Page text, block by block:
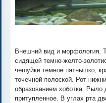
Внешний вид и морфология.
сидящей темно-желто-
чешуйки темное пятнышко,
точечной полоской. Рот
образованием хоботка. Рыло
притупленное. В углах рта